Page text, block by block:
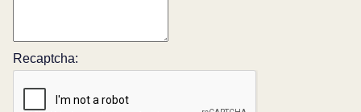
Recaptcha: